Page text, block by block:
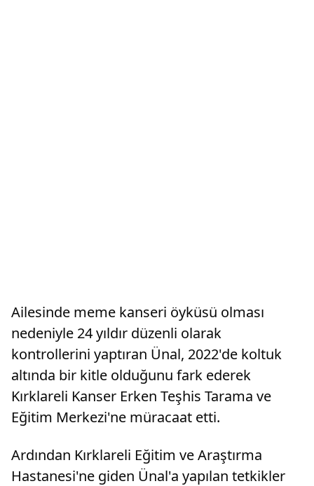
Ailesinde meme kanseri öyküsü olması
nedeniyle 24 yıldır düzenli olarak
kontrollerini yaptıran Ünal, 2022'de koltuk
altında bir kitle olduğunu fark ederek
Kırklareli Kanser Erken Teşhis Tarama ve
Eğitim Merkezi'ne müracaat etti.
Ardından Kırklareli Eğitim ve Araştırma
Hastanesi'ne giden Ünal'a yapılan tetkikler